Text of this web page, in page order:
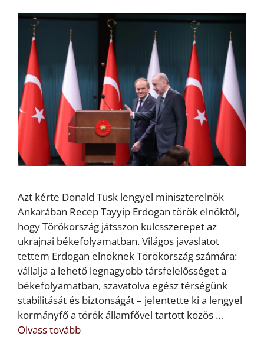
Azt kérte Donald Tusk lengyel miniszterelnök
Ankarában Recep Tayyip Erdogan török elnöktől,
hogy Törökország játsszon kulcsszerepet az
ukrajnai békefolyamatban. Világos javaslatot
tettem Erdogan elnöknek Törökország számára:
vállalja a lehető legnagyobb társfelelősséget a
békefolyamatban, szavatolva egész térségünk
stabilitását és biztonságát – jelentette ki a lengyel
kormányfő a török államfővel tartott közös …
Olvass tovább